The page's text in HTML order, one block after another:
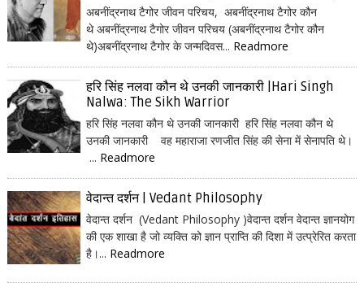
अबनींद्रनाथ टैगोर जीवन परिचय, अबनींद्रनाथ टैगोर कौन
थे अबनींद्रनाथ टैगोर जीवन परिचय (अबनींद्रनाथ टैगोर कौन
थे)अबनींद्रनाथ टैगोर के जन्मदिवस... Readmore
हरि सिंह नलवा कौन थे उनकी जानकारी |Hari Singh
Nalwa: The Sikh Warrior
हरि सिंह नलवा कौन थे उनकी जानकारी हरि सिंह नलवा कौन थे
उनकी जानकारी वह महाराजा रणजीत सिंह की सेना में सेनापति थे।
... Readmore
वेदान्त दर्शन | Vedant Philosophy
वेदान्त दर्शन (Vedant Philosophy )वेदान्त दर्शन वेदान्त ज्ञानयोग
की एक शाखा है जो व्यक्ति को ज्ञान प्राप्ति की दिशा में उत्प्रेरित करता
है।... Readmore